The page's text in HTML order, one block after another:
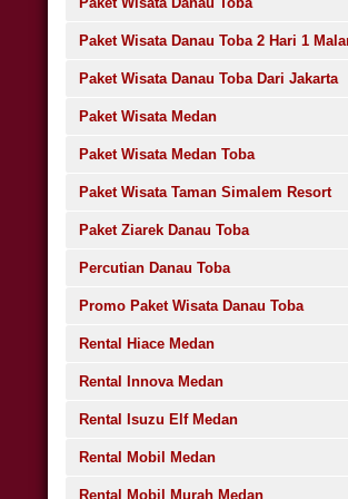
Paket Wisata Danau Toba 2 Hari 1
Paket Wisata Danau Toba Dari Jakarta
Paket Wisata Medan
Paket Wisata Medan Toba
Paket Wisata Taman Simalem Resort
Paket Ziarek Danau Toba
Percutian Danau Toba
Promo Paket Wisata Danau Toba
Rental Hiace Medan
Rental Innova Medan
Rental Isuzu Elf Medan
Rental Mobil Medan
Rental Mobil Murah Medan